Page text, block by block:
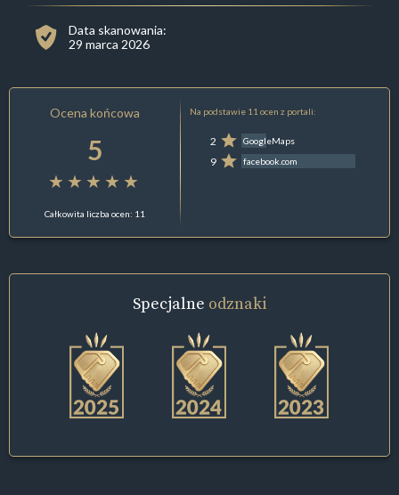
Data skanowania:
29 marca 2026
Ocena końcowa
5
Całkowita liczba ocen: 11
Na podstawie 11 ocen z portali:
2 GoogleMaps
9 facebook.com
Specjalne odznaki